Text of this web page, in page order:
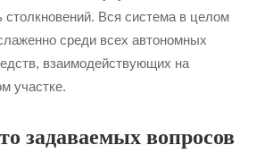
столкновений. Вся система в целом
среди всех автономных
взаимодействующих на
участке.
задаваемых вопросов